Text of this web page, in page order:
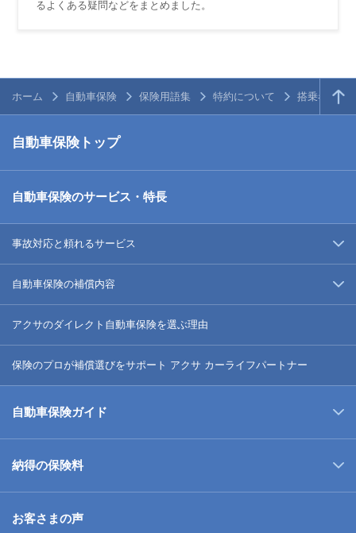
るよくある疑問などをまとめました。
ホーム 自動車保険 保険用語集 特約について 搭乗者傷害
自動車保険トップ
自動車保険のサービス・特長
事故対応と頼れるサービス
自動車保険の補償内容
アクサのダイレクト自動車保険を選ぶ理由
保険のプロが補償選びをサポート アクサ カーライフパートナー
自動車保険ガイド
納得の保険料
お客さまの声